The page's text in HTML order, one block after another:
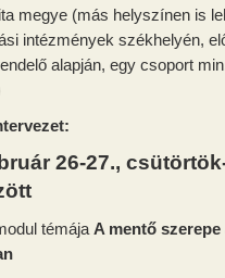
megye (más helyszínen is
intézmények székhelyén,
alapján, egy csoport
26-27.,
témája A mentő